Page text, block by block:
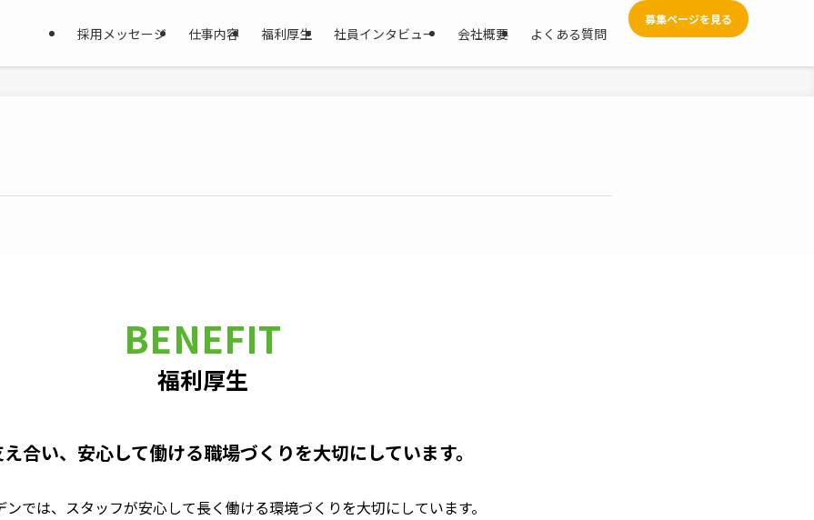
採用メッセージ 仕事内容 福利厚生 社員インタビュー 会社概要 よくある質問
募集ページを見る
BENEFIT
福利厚生
合い、安心して働ける職場づくりを大切にしています。
ンでは、スタッフが安心して長く働ける環境づくりを大切にしています。